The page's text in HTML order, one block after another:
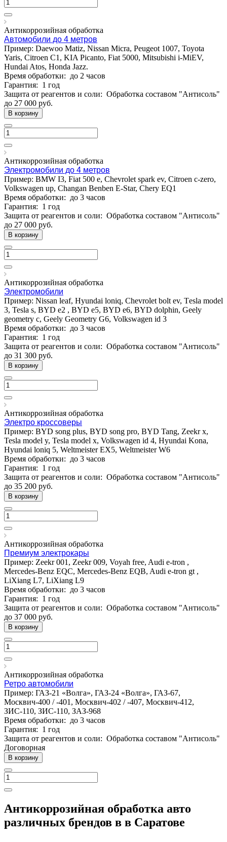
Антикоррозийная обработка
Автомобили до 4 метров
Пример: Daewoo Matiz, Nissan Micra, Peugeot 1007, Toyota
Yaris, Citroen C1, KIA Picanto, Fiat 5000, Mitsubishi i-MiEV,
Hundai Atos, Honda Jazz.
Время обработки: до 2 часов
Гарантия: 1 год
Защита от реагентов и соли: Обработка составом "Антисоль"
до 27 000 руб.
В корзину
Антикоррозийная обработка
Электромобили до 4 метров
Пример: BMW I3, Fiat 500 e, Chevrolet spark ev, Citroen c-zero,
Volkswagen up, Changan Benben E-Star, Chery EQ1
Время обработки: до 3 часов
Гарантия: 1 год
Защита от реагентов и соли: Обработка составом "Антисоль"
до 27 000 руб.
В корзину
Антикоррозийная обработка
Электромобили
Пример: Nissan leaf, Hyundai loniq, Chevrolet bolt ev, Тesla model
3, Tesla s, BYD e2 , BYD e5, BYD e6, BYD dolphin, Geely
geometry c, Geely Geometry G6, Volkswagen id 3
Время обработки: до 3 часов
Гарантия: 1 год
Защита от реагентов и соли: Обработка составом "Антисоль"
до 31 300 руб.
В корзину
Антикоррозийная обработка
Электро кроссоверы
Пример: BYD song plus, BYD song pro, BYD Tang, Zeekr x,
Tesla model y, Tesla model x, Volkswagen id 4, Hyundai Kona,
Hyundai loniq 5, Weltmeister EX5, Weltmeister W6
Время обработки: до 3 часов
Гарантия: 1 год
Защита от реагентов и соли: Обработка составом "Антисоль"
до 35 200 руб.
В корзину
Антикоррозийная обработка
Премиум электрокары
Пример: Zeekr 001, Zeekr 009, Voyah free, Audi e-tron ,
Mercedes-Benz EQC, Mercedes-Benz EQB, Audi e-tron gt ,
LiXiang L7, LiXiang L9
Время обработки: до 3 часов
Гарантия: 1 год
Защита от реагентов и соли: Обработка составом "Антисоль"
до 37 000 руб.
В корзину
Антикоррозийная обработка
Ретро автомобили
Пример: ГАЗ-21 «Волга», ГАЗ-24 «Волга», ГАЗ-67,
Москвич-400 / -401, Москвич-402 / -407, Москвич-412,
ЗИС-110, ЗИС-110, ЗАЗ-968
Время обработки: до 3 часов
Гарантия: 1 год
Защита от реагентов и соли: Обработка составом "Антисоль"
Договорная
В корзину
Антикоррозийная обработка авто
различных брендов в в Саратове